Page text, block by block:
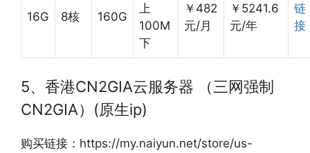
16G 8核 160G
上
100M
下
￥482
元/月
￥5241.6
元/年
链
接
5、香港CN2GIA云服务器 （三网强制
CN2GIA）(原生ip)
购买链接：https://my.naiyun.net/store/us-